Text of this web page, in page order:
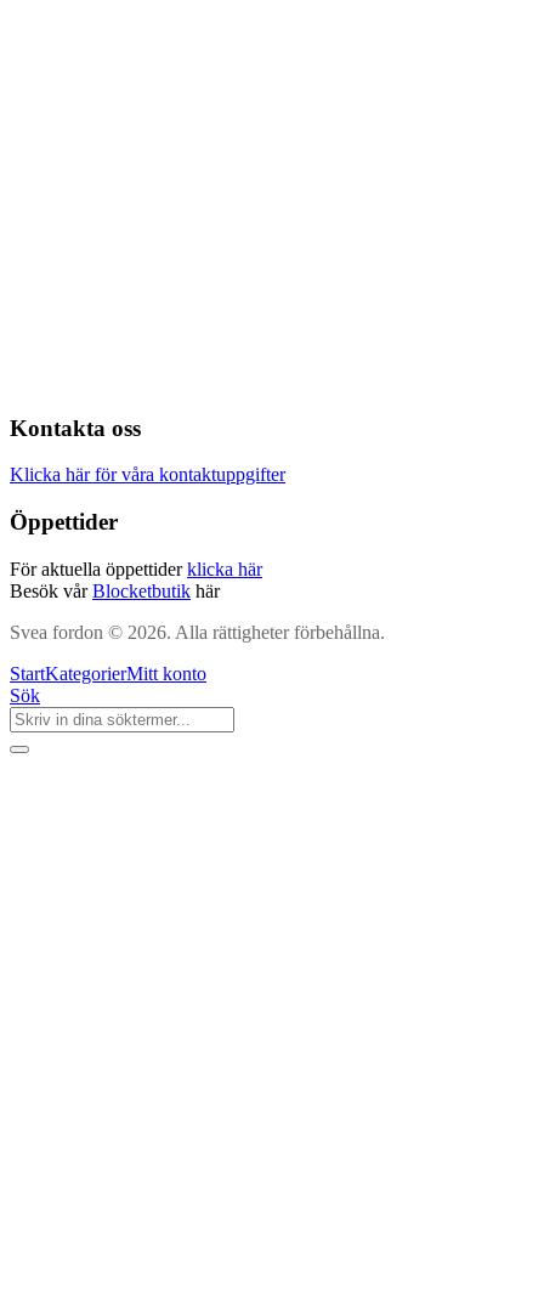
Kontakta oss
Klicka här för våra kontaktuppgifter
Öppettider
För aktuella öppettiderklicka här
Besök vårBlocketbutik här
Svea fordon © 2026. Alla rättigheter förbehållna.
StartKategorierMitt konto
Sök